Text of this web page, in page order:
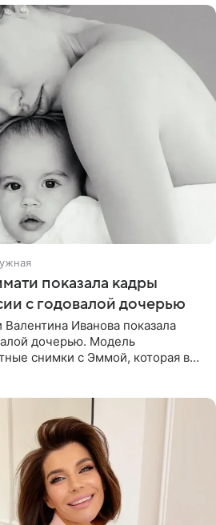
показала кадры
с годовалой дочерью
Иванова показала
дочерью. Модель
снимки с Эммой, которая в